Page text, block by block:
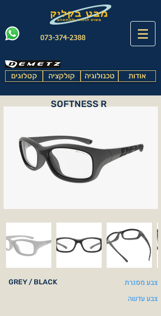
073-374-2388
קטלוגים קולקציה טכנולוגיה אודות
SOFTNESS R
GREY / BLACK
צבע מסגרת
צבע עדשה